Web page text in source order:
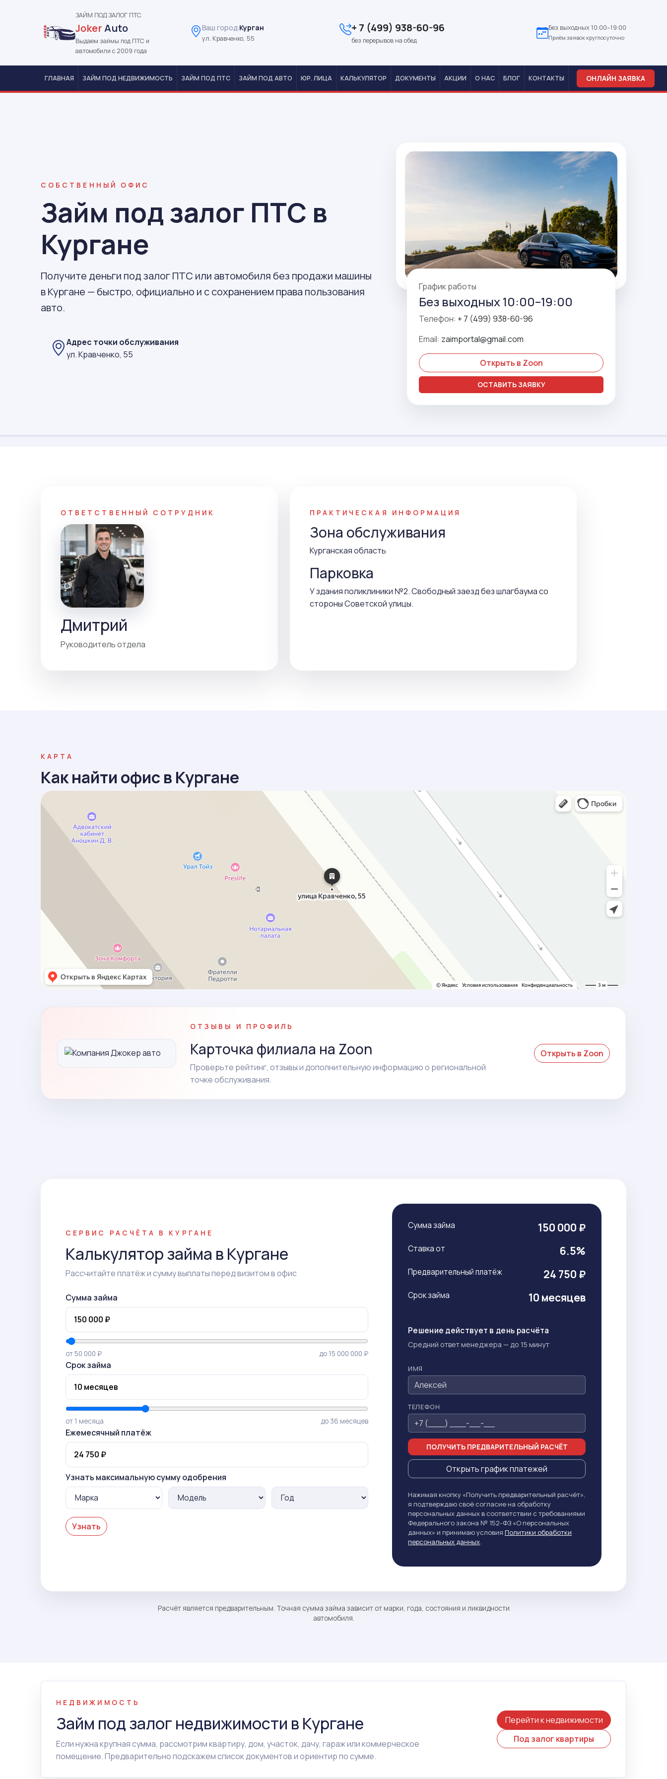
ЗАЙМ ПОД ЗАЛОГ ПТС
JokerAuto
Выдаем займы под ПТС и
автомобили с 2009 года
Ваш город:Курган
ул. Кравченко, 55
+ 7 (499) 938-60-96
без перерывов на обед
Без выходных 10:00–19:00
Приём заявок круглосуточно
ГЛАВНАЯ ЗАЙМ ПОД НЕДВИЖИМОСТЬ ЗАЙМ ПОД ПТС ЗАЙМ ПОД АВТО ЮР. ЛИЦА КАЛЬКУЛЯТОР ДОКУМЕНТЫ АКЦИИ О НАС БЛОГ КОНТАКТЫ ОНЛАЙН ЗАЯВКА
СОБСТВЕННЫЙ ОФИС
Займ под залог ПТС в
Кургане
Получите деньги под залог ПТС или автомобиля без продажи машины
в Кургане — быстро, официально и с сохранением права пользования
авто.
Адрес точки обслуживания
ул. Кравченко, 55
График работы
Без выходных 10:00–19:00
Телефон: + 7 (499) 938-60-96
Email: zaimportal@gmail.com
Открыть в Zoon
ОСТАВИТЬ ЗАЯВКУ
ОТВЕТСТВЕННЫЙ СОТРУДНИК
Дмитрий
Руководитель отдела
ПРАКТИЧЕСКАЯ ИНФОРМАЦИЯ
Зона обслуживания
Курганская область
Парковка
У здания поликлиники №2. Свободный заезд без шлагбаума со
стороны Советской улицы.
КАРТА
Как найти офис в Кургане
Курган
улица Кравченко, 55: как доехать на автомобиле, общественным транспортом или пешком – Яндекс Карты
ОТЗЫВЫ И ПРОФИЛЬ
Карточка филиала на Zoon
Проверьте рейтинг, отзывы и дополнительную информацию о региональной
точке обслуживания.
Открыть в Zoon
СЕРВИС РАСЧЁТА В КУРГАНЕ
Калькулятор займа в Кургане
Рассчитайте платёж и сумму выплаты перед визитом в офис
Сумма займа
от 50 000 ₽ до 15 000 000 ₽
Срок займа
от 1 месяца до 36 месяцев
Ежемесячный платёж
Узнать максимальную сумму одобрения
Узнать
Сумма займа 150 000 ₽
Ставка от 6.5%
Предварительный платёж 24 750 ₽
Срок займа 10 месяцев
Решение действует в день расчёта
Средний ответ менеджера — до 15 минут
ИМЯ
ТЕЛЕФОН
ПОЛУЧИТЬ ПРЕДВАРИТЕЛЬНЫЙ РАСЧЁТ
Открыть график платежей
Нажимая кнопку «Получить предварительный расчёт»,
я подтверждаю своё согласие на обработку
персональных данных в соответствии с требованиями
Федерального закона № 152-ФЗ «О персональных
данных» и принимаю условия Политики обработки
персональных данных.
Расчёт является предварительным. Точная сумма займа зависит от марки, года, состояния и ликвидности
автомобиля.
НЕДВИЖИМОСТЬ
Займ под залог недвижимости в Кургане
Если нужна крупная сумма, рассмотрим квартиру, дом, участок, дачу, гараж или коммерческое
помещение. Предварительно подскажем список документов и ориентир по сумме.
Перейти к недвижимости
Под залог квартиры